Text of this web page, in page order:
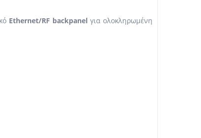
Ethernet/RF backpanelγια ολοκληρωμένη